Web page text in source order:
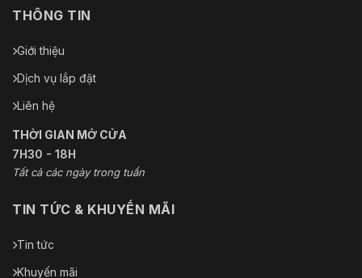
THÔNG TIN
Giới thiệu
Dịch vụ lắp đặt
Liên hệ
THỜI GIAN MỞ CỬA
7H30 - 18H
Tất cả các ngày trong tuần
TIN TỨC & KHUYẾN MÃI
Tin tức
Khuyến mãi